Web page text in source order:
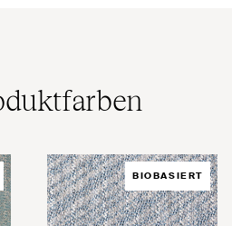
BIOBASIERT